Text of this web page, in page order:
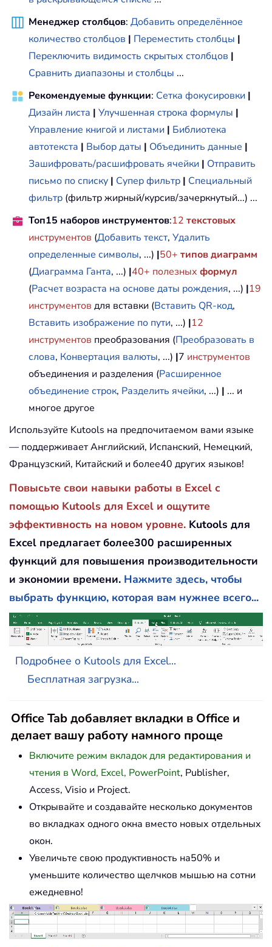
Менеджер столбцов: Добавить определённое
количество столбцов | Переместить столбцы |
Переключить видимость скрытых столбцов |
Сравнить диапазоны и столбцы ...
Рекомендуемые функции: Сетка фокусировки |
Дизайн листа | Улучшенная строка формулы |
Управление книгой и листами | Библиотека
автотекста | Выбор даты | Объединить данные |
Зашифровать/расшифровать ячейки | Отправить
письмо по списку | Супер фильтр | Специальный
фильтр (фильтр жирный/курсив/зачеркнутый...) ...
Топ15 наборов инструментов:12 текстовых
инструментов (Добавить текст, Удалить
определенные символы, ...) |50+ типов диаграмм
(Диаграмма Ганта, ...) |40+ полезных формул
(Расчет возраста на основе даты рождения, ...) |19
инструментов для вставки (Вставить QR-код,
Вставить изображение по пути, ...) |12
инструментов преобразования (Преобразовать в
слова, Конвертация валюты, ...) |7 инструментов
объединения и разделения (Расширенное
объединение строк, Разделить ячейки, ...) | ... и
многое другое
Используйте Kutools на предпочитаемом вами языке
— поддерживает Английский, Испанский, Немецкий,
Французский, Китайский и более40 других языков!
Повысьте свои навыки работы в Excel с
помощью Kutools для Excel и ощутите
эффективность на новом уровне. Kutools для
Excel предлагает более300 расширенных
функций для повышения производительности
и экономии времени. Нажмите здесь, чтобы
выбрать функцию, которая вам нужнее всего...
Подробнее о Kutools для Excel...
Бесплатная загрузка...
Office Tab добавляет вкладки в Office и
делает вашу работу намного проще
Включите режим вкладок для редактирования и
чтения в Word, Excel, PowerPoint, Publisher,
Access, Visio и Project.
Открывайте и создавайте несколько документов
во вкладках одного окна вместо новых отдельных
окон.
Увеличьте свою продуктивность на50% и
уменьшите количество щелчков мышью на сотни
ежедневно!